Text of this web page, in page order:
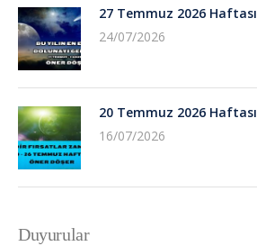
27 Temmuz 2026 Haftası
24/07/2026
20 Temmuz 2026 Haftası
16/07/2026
Duyurular